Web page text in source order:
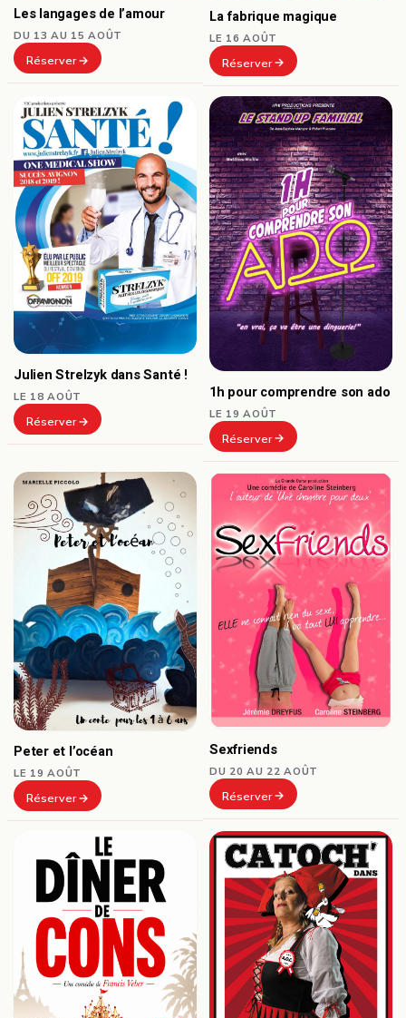
Les langages de l’amour
DU 13 AU 15 AOÛT
Réserver
La fabrique magique
LE 16 AOÛT
Réserver
Julien Strelzyk dans Santé !
LE 18 AOÛT
Réserver
1h pour comprendre son ado
LE 19 AOÛT
Réserver
Peter et l’océan
LE 19 AOÛT
Réserver
Sexfriends
DU 20 AU 22 AOÛT
Réserver